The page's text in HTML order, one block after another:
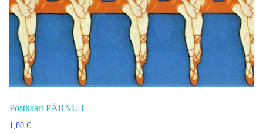
Postkaart PÄRNU I
1,80 €